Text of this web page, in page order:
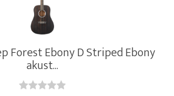
Forest Ebony D Striped Ebony
akust...